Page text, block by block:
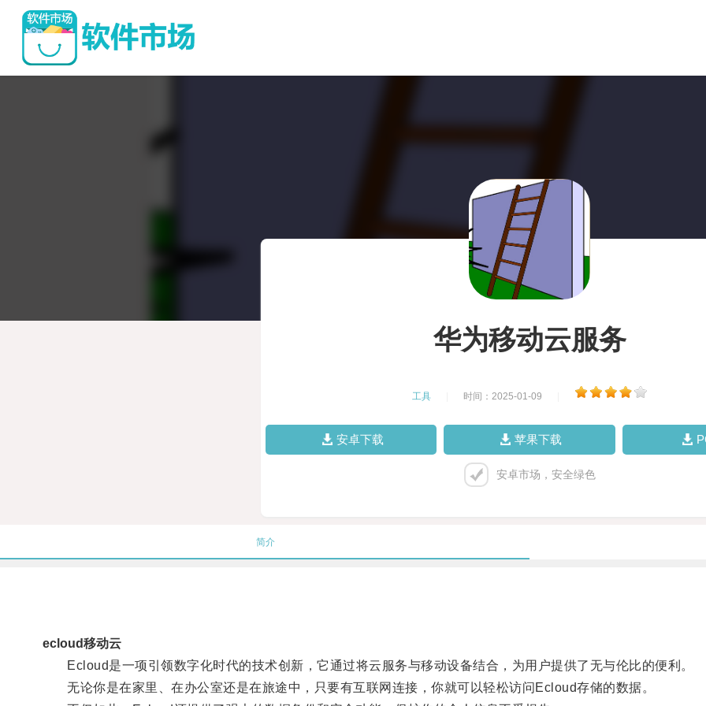
华为移动云服务
工具 时间：2025-01-09
安卓下载 苹果下载
安卓市场，安全绿色
简介
ecloud移动云
Ecloud是一项引领数字化时代的技术创新，它通过将云服务与移动设备结合，为用户提供了无与伦比的便利。
无论你是在家里、在办公室还是在旅途中，只要有互联网连接，你就可以轻松访问Ecloud存储的数据。